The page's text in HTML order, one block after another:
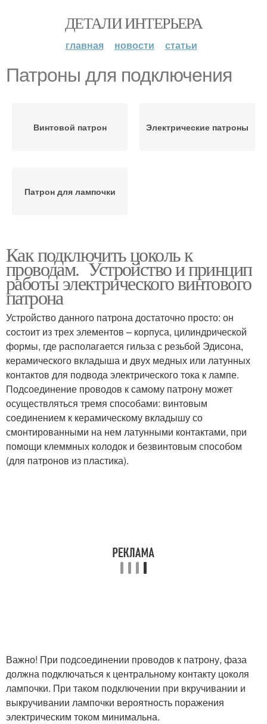
ДЕТАЛИ ИНТЕРЬЕРА
главная новости статьи
Патроны для подключения
Винтовой патрон Электрические патроны
Патрон для лампочки
Как подключить цоколь к
проводам. Устройство и принцип
работы электрического винтового
патрона
Устройство данного патрона достаточно просто: он
состоит из трех элементов – корпуса, цилиндрической
формы, где располагается гильза с резьбой Эдисона,
керамического вкладыша и двух медных или латунных
контактов для подвода электрического тока к лампе.
Подсоединение проводов к самому патрону может
осуществляться тремя способами: винтовым
соединением к керамическому вкладышу со
смонтированными на нем латунными контактами, при
помощи клеммных колодок и безвинтовым способом
(для патронов из пластика).
Важно! При подсоединении проводов к патрону, фаза
должна подключаться к центральному контакту цоколя
лампочки. При таком подключении при вкручивании и
выкручивании лампочки вероятность поражения
электрическим током минимальна.